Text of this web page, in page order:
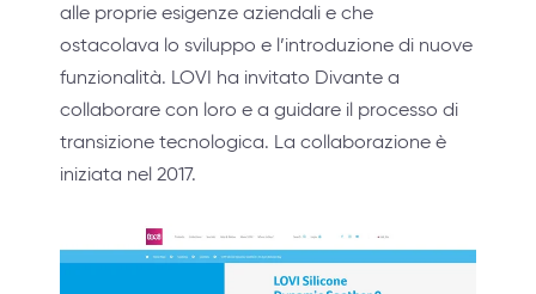
alle proprie esigenze aziendali e che
ostacolava lo sviluppo e l’introduzione di nuove
funzionalità. LOVI ha invitato Divante a
collaborare con loro e a guidare il processo di
transizione tecnologica. La collaborazione è
iniziata nel 2017.